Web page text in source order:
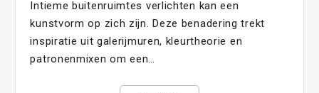
Intieme buitenruimtes verlichten kan een
kunstvorm op zich zijn. Deze benadering trekt
inspiratie uit galerijmuren, kleurtheorie en
patronenmixen om een…